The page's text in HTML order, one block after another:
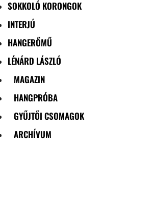
SOKKOLÓ KORONGOK
INTERJÚ
HANGERŐMŰ
LÉNÁRD LÁSZLÓ
MAGAZIN
HANGPRÓBA
GYŰJTŐI CSOMAGOK
ARCHÍVUM